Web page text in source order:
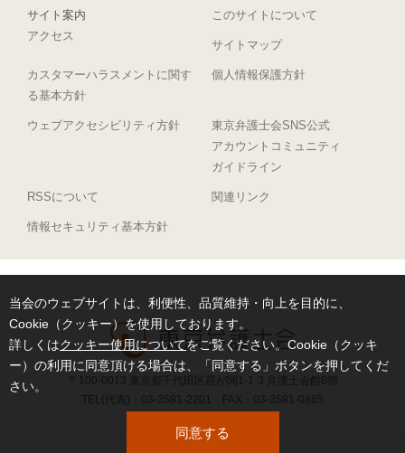
当会のウェブサイトは、利便性、品質維持・向上を目的に、
Cookie（クッキー）を使用しております。
詳しくはクッキー使用についてをご覧ください。Cookie（クッキ
ー）の利用に同意頂ける場合は、「同意する」ボタンを押してくだ
さい。
同意する
サイト案内
このサイトについて
アクセス
サイトマップ
カスタマーハラスメントに関す
る基本方針
個人情報保護方針
ウェブアクセシビリティ方針
東京弁護士会SNS公式
アカウントコミュニティ
ガイドライン
RSSについて 関連リンク
情報セキュリティ基本方針
〒100-0013 東京都千代田区霞が関1-1-3 弁護士会館6階
TEL(代表)：03-3581-2201 FAX：03-3581-0865